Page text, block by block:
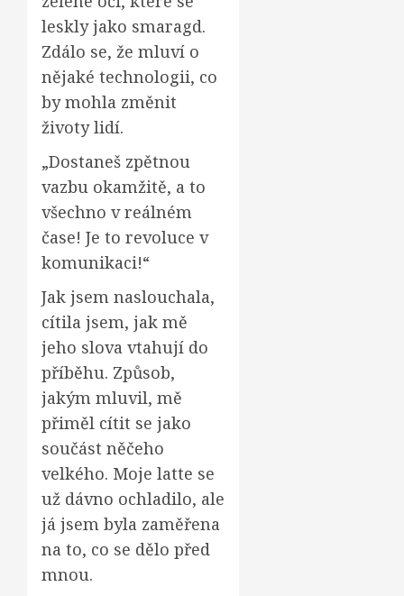
leskly jako smaragd.
Zdálo se, že mluví o
nějaké technologii, co
by mohla změnit
životy lidí.
„Dostaneš zpětnou
vazbu okamžitě, a to
všechno v reálném
čase! Je to revoluce v
komunikaci!“
Jak jsem naslouchala,
cítila jsem, jak mě
jeho slova vtahují do
příběhu. Způsob,
jakým mluvil, mě
přiměl cítit se jako
součást něčeho
velkého. Moje latte se
už dávno ochladilo, ale
já jsem byla zaměřena
na to, co se dělo před
mnou.